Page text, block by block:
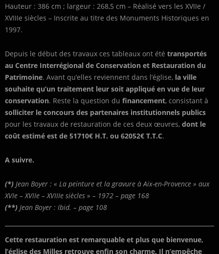
Hauteur : 386 cm ; largeur : 268,5 cm – Réalisé vers les XVIIe /
XVIIIe siècles – Inscrite au titre des Monuments Historiques en
1997.
Depuis le début des travaux ces tableaux ont été transportés
au Centre Interrégional de Conservation et Restauration du
Patrimoine. Avant qu’elles reviennent dans l’église, la ville
souhaite qu’un traitement leur soit appliqué en vue de leur
conservation. Reste la question du financement, consistant à
solliciter le concours des partenaires institutionnels publics
pour les travaux de restauration de ces deux œuvres, dont le
coût estimé est de 51710€ H.T. ou 62052€ T.T.C.
A suivre.
(*) Jean Boyer : « La peinture et la gravure à Aix-en-Provence » aux
XVIe – XVIIe – XVIIIe siècles » – 1972 – page 168
(**) Jean Boyer : Ibid. – page 108
Cette restauration est remarquable et plus que bienvenue,
l’église des Milles retrouve enfin son charme. Il n’empêche